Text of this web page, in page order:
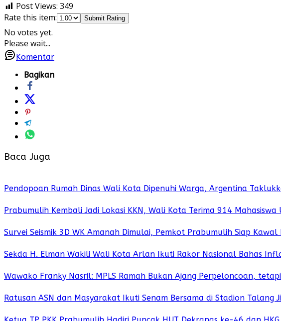
Post Views: 349
Rate this item:
Submit Rating
No votes yet.
Please wait...
Komentar
Bagikan
Baca Juga
Pendopoan Rumah Dinas Wali Kota Dipenuhi Warga, Argentina
Prabumulih Kembali Jadi Lokasi KKN, Wali Kota Terima 914 Mahasiswa
Survei Seismik 3D WK Amanah Dimulai, Pemkot Prabumulih Siap
Sekda H. Elman Wakili Wali Kota Arlan Ikuti Rakor Nasional Bahas
Wawako Franky Nasril: MPLS Ramah Bukan Ajang Perpeloncoan,
Ratusan ASN dan Masyarakat Ikuti Senam Bersama di Stadion Talang